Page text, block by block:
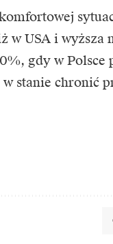
w USA i wyższa
gdy w Polsce
stanie chronić